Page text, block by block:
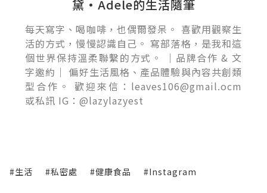
黛•Adele的生活隨筆
每天寫字、喝咖啡，也偶爾發呆。 喜歡用觀察生
活的方式，慢慢認識自己。 寫部落格，是我和這
個世界保持溫柔聯繫的方式。 ｜品牌合作 & 文
字邀約｜ 偏好生活風格、產品體驗與內容共創類
型合作。 歡迎來信：leaves106@gmail.ocm
或私訊 IG：@lazylazyest
#生活 #私密處 #健康食品 #Instagram